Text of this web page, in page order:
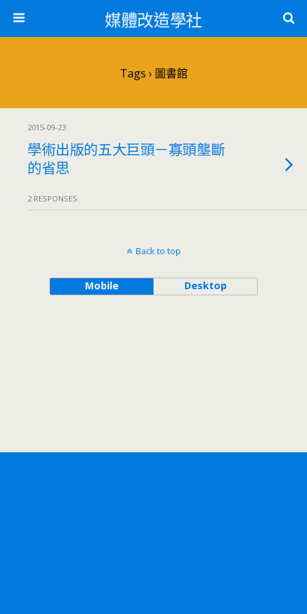
媒體改造學社
Tags › 圖書館
2015-09-23
學術出版的五大巨頭－寡頭壟斷
的省思
2 RESPONSES
Back to top
Mobile Desktop